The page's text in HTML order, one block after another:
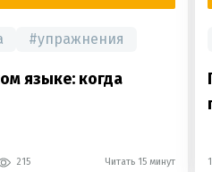
#упражнения
языке: когда
215 Читать 15 минут